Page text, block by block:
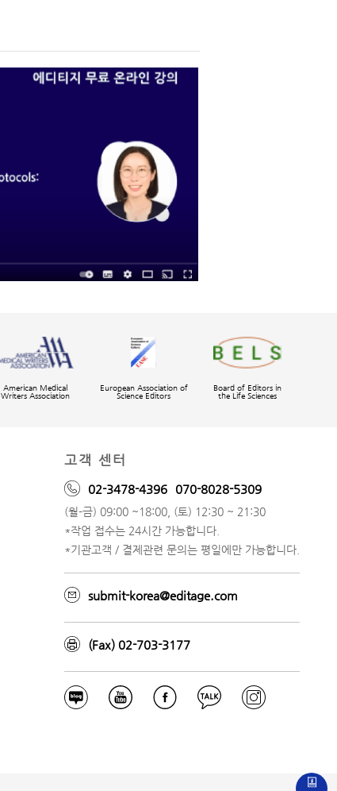
American Medical
Writers Association
European Association of
Science Editors
Board of Editors in
the Life Sciences
고객 센터
02-3478-4396 070-8028-5309
(월-금) 09:00 ~18:00, (토) 12:30 ~ 21:30
*작업 접수는 24시간 가능합니다.
*기관고객 / 결제관련 문의는 평일에만 가능합니다.
submit-korea@editage.com
(Fax) 02-703-3177